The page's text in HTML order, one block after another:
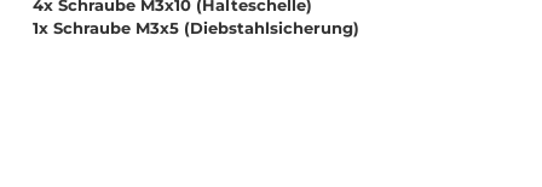
4x Schraube M3x10 (Halteschelle)
1x Schraube M3x5 (Diebstahlsicherung)